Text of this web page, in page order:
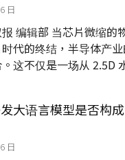
日
编辑部 当芯片微缩的
代的终结，半导体产
这不仅是一场从 2.5D
地缘政治下的专利地
所带动的台湾本土供
大语言模型是否构
日